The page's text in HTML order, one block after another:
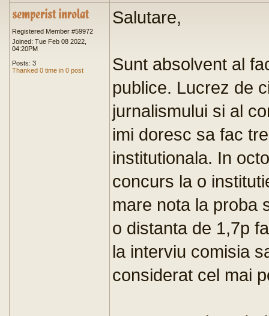
Registered Member #59972
Joined: Tue Feb 08 2022,
04:20PM
Posts: 3
Thanked 0 time in 0 post
Salutare,
Sunt absolvent al
publice. Lucrez de
jurnalismului si al
imi doresc sa fac
institutionala. In
concurs la o
mare nota la proba
o distanta de 1,7p
la interviu comisia
considerat cel mai